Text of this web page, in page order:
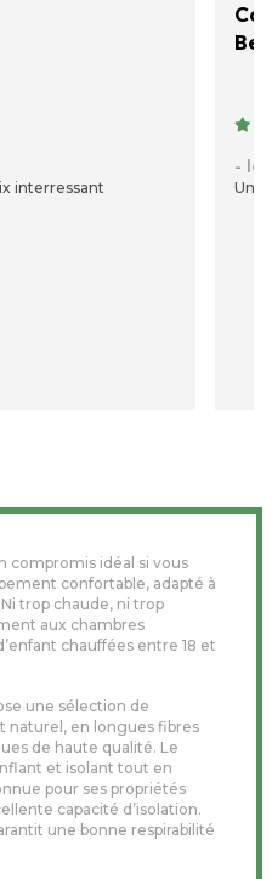
interressant
- le
Une
compromis idéal si vous
confortable, adapté à
trop chaude, ni trop
aux chambres
chauffées entre 18 et
une sélection de
naturel, en longues fibres
de haute qualité. Le
et isolant tout en
pour ses propriétés
capacité d’isolation.
une bonne respirabilité